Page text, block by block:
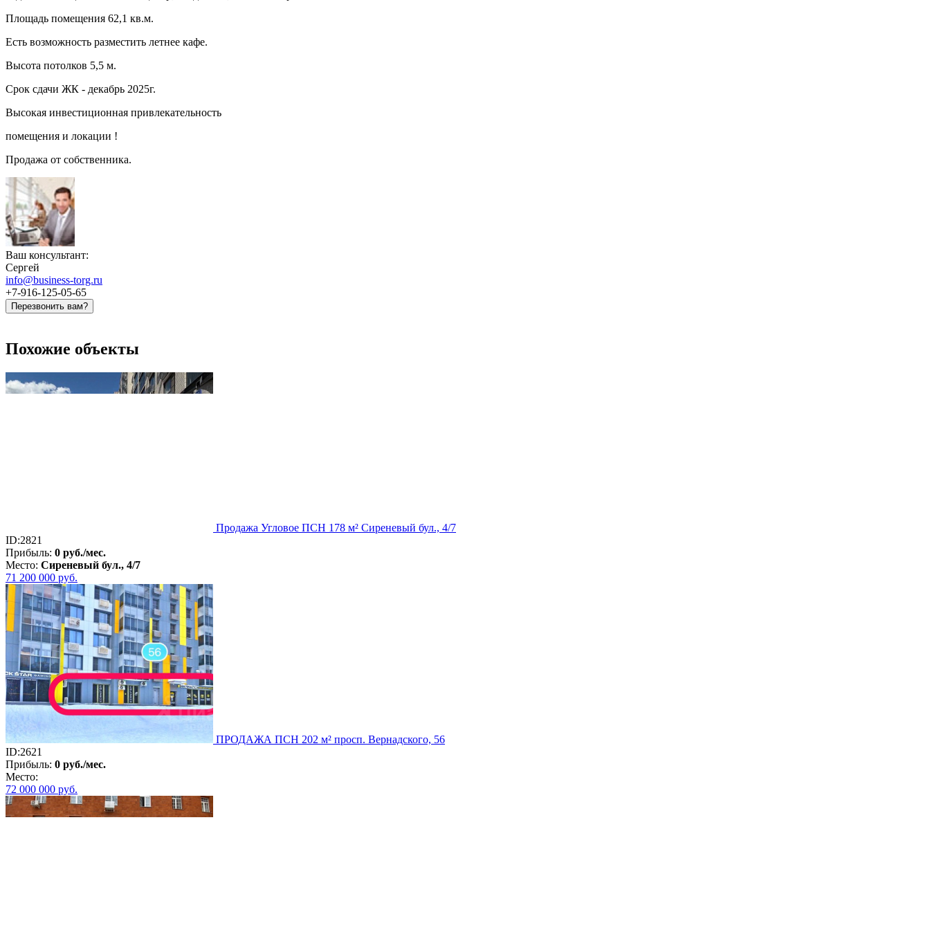
Площадь помещения 62,1 кв.м.
Есть возможность разместить летнее кафе.
Высота потолков 5,5 м.
Срок сдачи ЖК - декабрь 2025г.
Высокая инвестиционная привлекательность
помещения и локации !
Продажа от собственника.
Ваш консультант:
Сергей
info@business-torg.ru
+7-916-125-05-65
Перезвонить вам?
Похожие объекты
Продажа Угловое ПСН 178 м² Сиреневый бул., 4/7
ID:2821
Прибыль: 0 руб./мес.
Место: Сиреневый бул., 4/7
71 200 000 руб.
ПРОДАЖА ПСН 202 м² просп. Вернадского, 56
ID:2621
Прибыль: 0 руб./мес.
Место:
72 000 000 руб.